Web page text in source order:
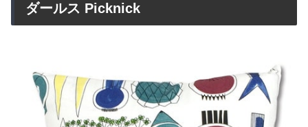
ダールス Picknick